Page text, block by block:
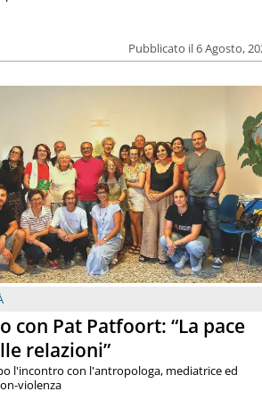
Pubblicato il 6 Agosto,
con Pat Patfoort: “La pace
relazioni”
l'incontro con l'antropologa, mediatrice ed
violenza